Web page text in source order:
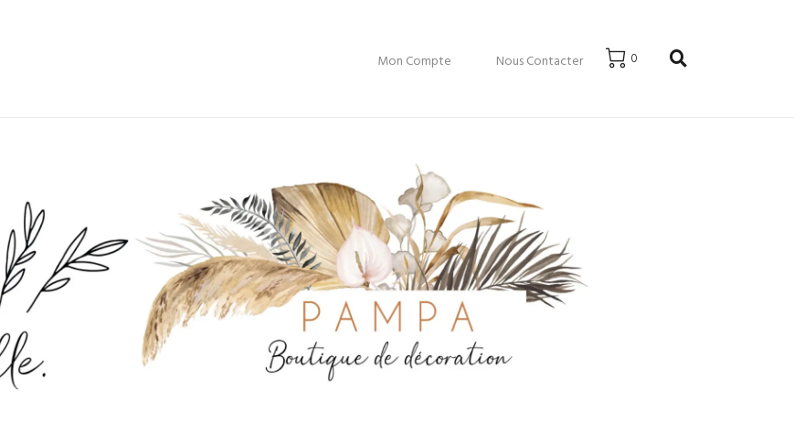
Mon Compte Nous Contacter 0